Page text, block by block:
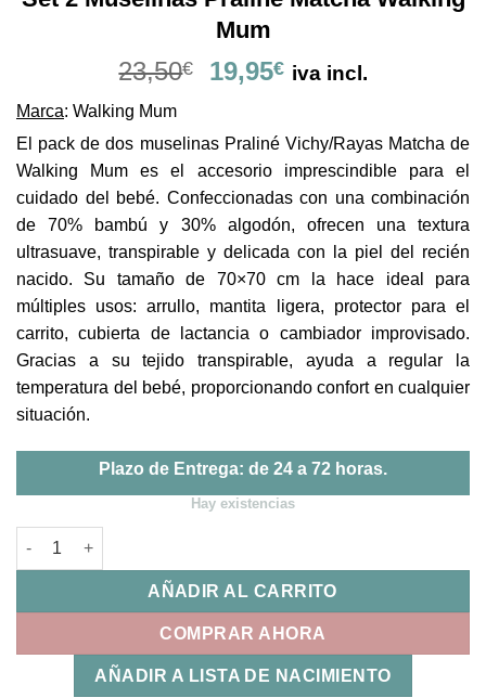
Mum
23,50€
El
era:
23,50€.
19,95€El
es:
19,95€.
iva incl.
Marca: Walking Mum
El pack de dos muselinas Praliné Vichy/Rayas Matcha de
Walking Mum es el accesorio imprescindible para el
cuidado del bebé. Confeccionadas con una combinación
de 70% bambú y 30% algodón, ofrecen una textura
ultrasuave, transpirable y delicada con la piel del recién
nacido. Su tamaño de 70×70 cm la hace ideal para
múltiples usos: arrullo, mantita ligera, protector para el
carrito, cubierta de lactancia o cambiador improvisado.
Gracias a su tejido transpirable, ayuda a regular la
temperatura del bebé, proporcionando confort en cualquier
situación.
Plazo de Entrega: de 24 a 72 horas.
Hay existencias
Set 2 Muselinas Praliné Matcha Walking Mum cantidad
AÑADIR AL CARRITO
COMPRAR AHORA
AÑADIR A LISTA DE NACIMIENTO